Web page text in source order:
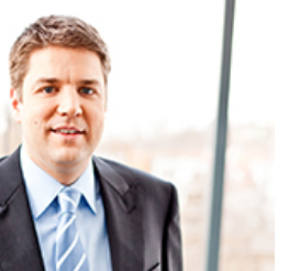
ISO 27001
BeeProd
le pagine consigliate.